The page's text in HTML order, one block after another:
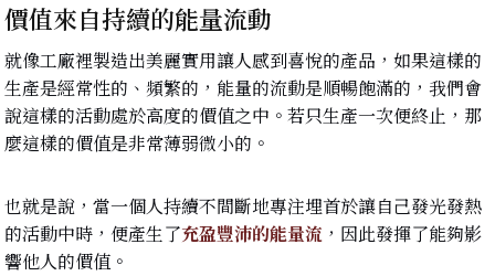
價值來自持續的能量流動
就像工廠裡製造出美麗實用讓人感到喜悅的產品，如果這樣的
生產是經常性的、頻繁的，能量的流動是順暢飽滿的，我們會
說這樣的活動處於高度的價值之中。若只生產一次便終止，那
麼這樣的價值是非常薄弱微小的。
也就是說，當一個人持續不間斷地專注埋首於讓自己發光發熱
的活動中時，便產生了充盈豐沛的能量流 ，因此發揮了能夠影
響他人的價值。